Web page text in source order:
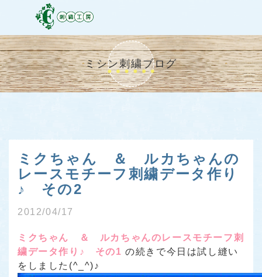
ミシン刺繍ブログ
ミクちゃん ＆ ルカちゃんの
レースモチーフ刺繍データ作り
♪ その2
2012/04/17
ミクちゃん ＆ ルカちゃんのレースモチーフ刺
繍データ作り♪ その1 の続きで今日は試し縫い
をしました(^_^)♪